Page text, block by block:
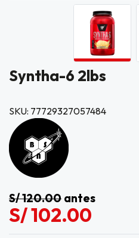
Syntha-6 2lbs
SKU: 77729327057484
S/ 120.00 antes
S/ 102.00